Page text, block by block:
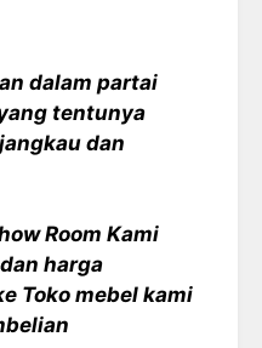
dalam partai
tentunya
dan
Room Kami
harga
Toko mebel kami